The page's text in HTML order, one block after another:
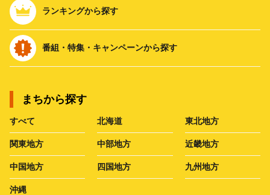
ランキングから探す
番組・特集・キャンペーンから探す
まちから探す
すべて 北海道 東北地方
関東地方 中部地方 近畿地方
中国地方 四国地方 九州地方
沖縄